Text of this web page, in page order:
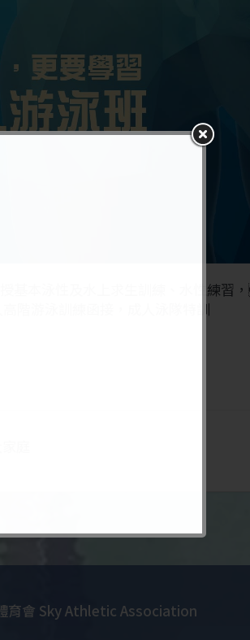
基本泳性及水上求生訓練、水性練
階游泳訓練函接，成人泳隊特訓
庭
育會 Sky Athletic Association